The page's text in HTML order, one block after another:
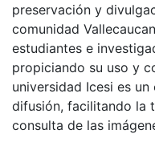
preservación y
comunidad
estudiantes e
propiciando su uso y
universidad Icesi es
difusión, facilitando la
consulta de las